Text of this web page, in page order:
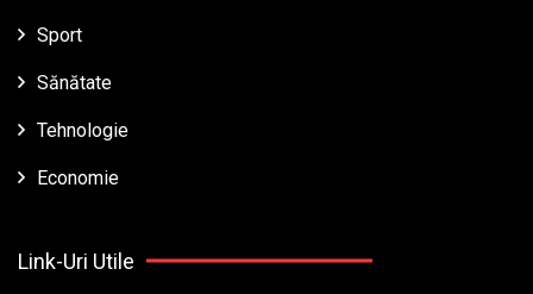
Sport
Sănătate
Tehnologie
Economie
Link-Uri Utile